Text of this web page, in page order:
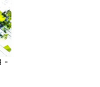
-